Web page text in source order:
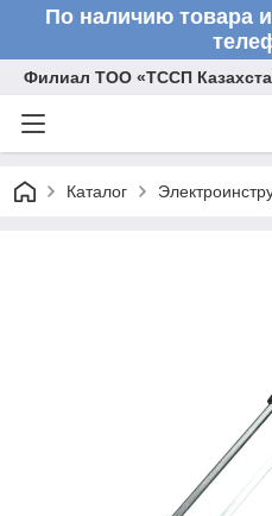
По наличию товара
Филиал ТОО «ТССП
Каталог